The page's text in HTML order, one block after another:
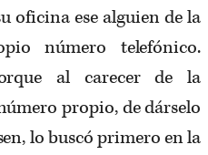
oficina ese alguien de la
número telefónico.
al carecer de la
propio, de dárselo
lo buscó primero en la